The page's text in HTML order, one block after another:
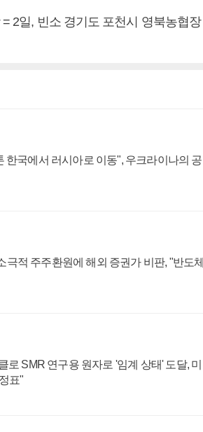
2일, 빈소 경기도 포천시 영북농협장
한국에서 러시아로 이동", 우크라이나의 공
극적 주주환원에 해외 증권가 비판, "반도체
로 SMR 연구용 원자로 '임계 상태' 도달, 미
표"